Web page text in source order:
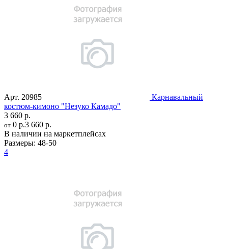
Арт. 20985
Карнавальный
костюм-кимоно "Незуко Камадо"
3 660 р.
от 0 р.3 660 р.
В наличии на маркетплейсах
Размеры: 48-50
4